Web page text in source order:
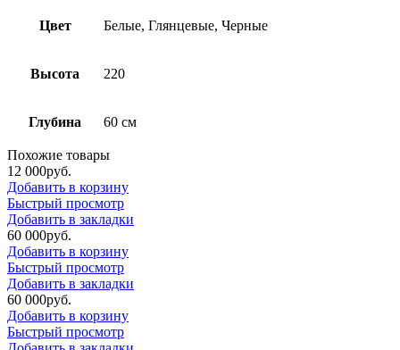
Цвет Белые, Глянцевые, Черные
Высота 220
Глубина 60 см
Похожие товары
12 000руб.
Добавить в корзину
Быстрый просмотр
Добавить в закладки
60 000руб.
Добавить в корзину
Быстрый просмотр
Добавить в закладки
60 000руб.
Добавить в корзину
Быстрый просмотр